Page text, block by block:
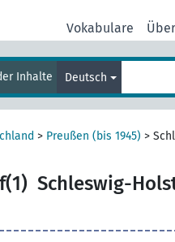
Vokabulare Über
Inhalte Deutsch
> Preußen (bis 1945) >
Schleswig-